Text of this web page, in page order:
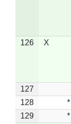
126 X
127
128
*
129
*